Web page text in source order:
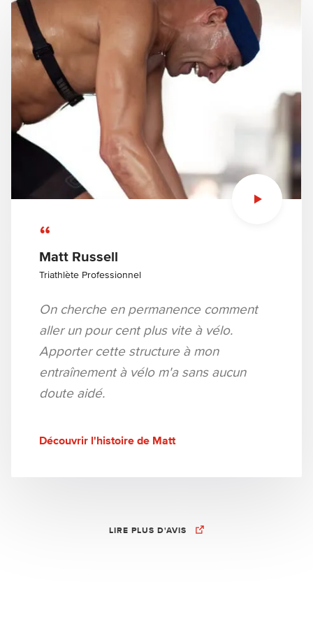
“
Matt Russell
Triathlète Professionnel
On cherche en permanence comment
aller un pour cent plus vite à vélo.
Apporter cette structure à mon
entraînement à vélo m'a sans aucun
doute aidé.
Découvrir l'histoire de Matt
LIRE PLUS D'AVIS